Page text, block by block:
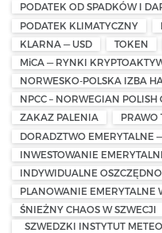
PODATEK OD SPADKÓW I
PODATEK KLIMATYCZNY
KLARNA — USD
TOKEN
MiCA — RYNKI
NORWESKO-POLSKA IZBA
NPCC – NORWEGIAN POLISH
ZAKAZ PALENIA
PRAWO
DORADZTWO EMERYTALNE
INWESTOWANIE
INDYWIDUALNE
PLANOWANIE EMERYTALNE
ŚNIEŻNY CHAOS W SZWECJI
SZWEDZKI INSTYTUT